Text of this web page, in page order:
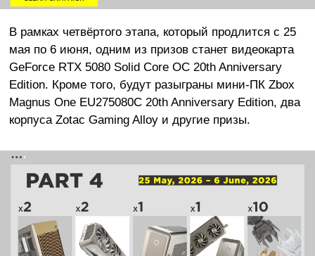
В рамках четвёртого этапа, который продлится с 25
мая по 6 июня, одним из призов станет видеокарта
GeForce RTX 5080 Solid Core OC 20th Anniversary
Edition. Кроме того, будут разыграны мини-ПК Zbox
Magnus One EU275080C 20th Anniversary Edition, два
корпуса Zotac Gaming Alloy и другие призы.